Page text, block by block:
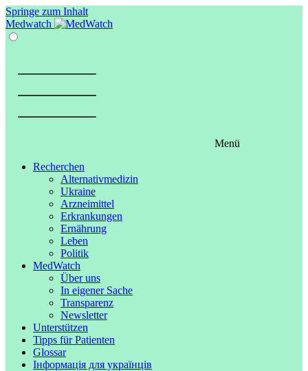
Springe zum Inhalt
Medwatch
Menü
Recherchen
Alternativmedizin
Ukraine
Arzneimittel
Erkrankungen
Ernährung
Leben
Politik
MedWatch
Über uns
In eigener Sache
Transparenz
Newsletter
Unterstützen
Tipps für Patienten
Glossar
Інформація для українців